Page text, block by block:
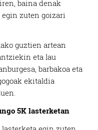
baina denak
zuten goizari
guztien artean
eta lau
barbakoa eta
ekitaldia
5K lasterketan